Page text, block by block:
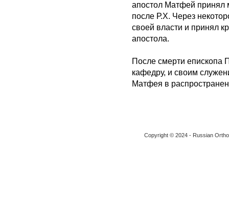
апостол Матфей принял
после Р.Х. Через
своей власти и принял
апостола.
После смерти епископа
кафедру, и своим
Матфея в
Copyright © 2024 - Russian